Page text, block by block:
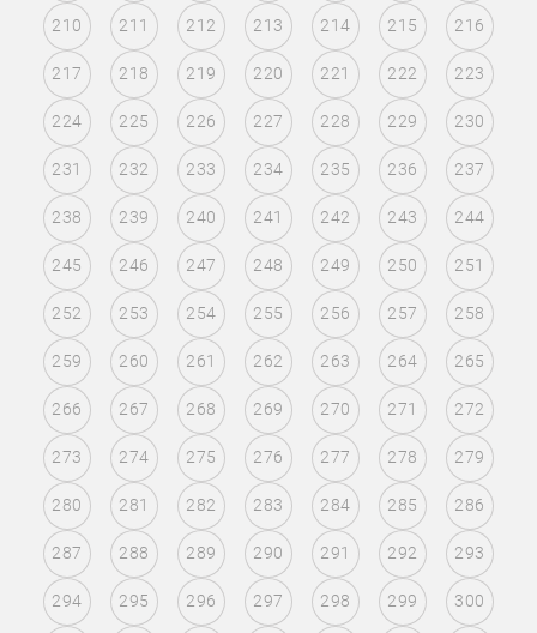
210 211 212 213 214 215 216
217 218 219 220 221 222 223
224 225 226 227 228 229 230
231 232 233 234 235 236 237
238 239 240 241 242 243 244
245 246 247 248 249 250 251
252 253 254 255 256 257 258
259 260 261 262 263 264 265
266 267 268 269 270 271 272
273 274 275 276 277 278 279
280 281 282 283 284 285 286
287 288 289 290 291 292 293
294 295 296 297 298 299 300